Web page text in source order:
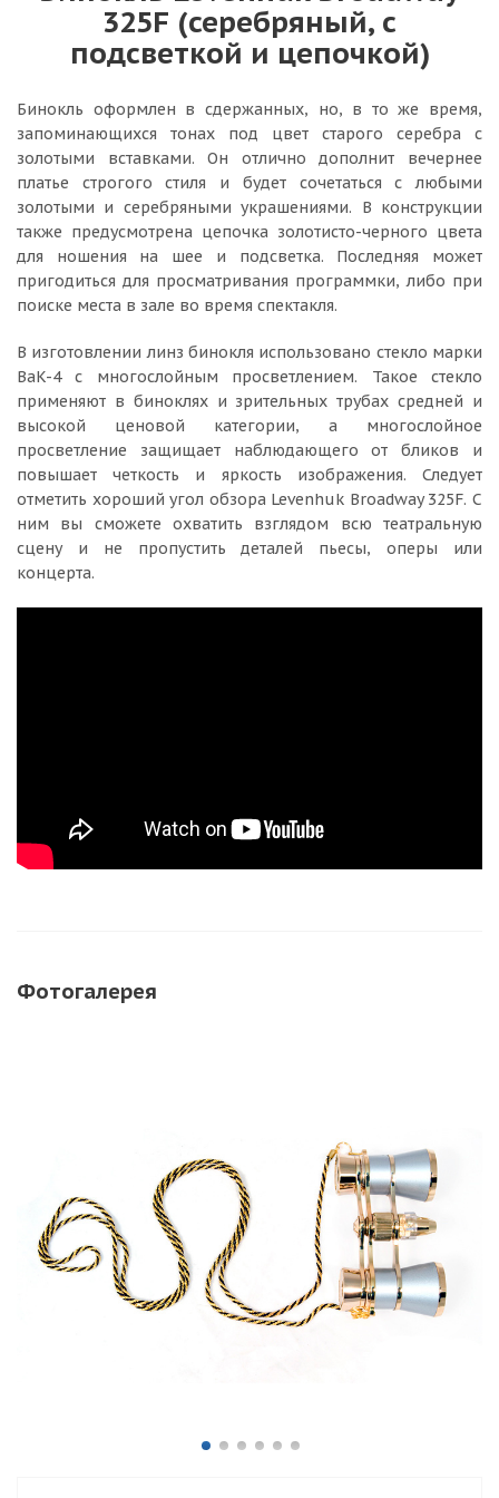
325F (серебряный, с
подсветкой и цепочкой)
Бинокль оформлен в сдержанных, но, в то же время,
запоминающихся тонах под цвет старого серебра с
золотыми вставками. Он отлично дополнит вечернее
платье строгого стиля и будет сочетаться с любыми
золотыми и серебряными украшениями. В конструкции
также предусмотрена цепочка золотисто-черного цвета
для ношения на шее и подсветка. Последняя может
пригодиться для просматривания программки, либо при
поиске места в зале во время спектакля.
В изготовлении линз бинокля использовано стекло марки
BaK-4 с многослойным просветлением. Такое стекло
применяют в биноклях и зрительных трубах средней и
высокой ценовой категории, а многослойное
просветление защищает наблюдающего от бликов и
повышает четкость и яркость изображения. Следует
отметить хороший угол обзора Levenhuk Broadway 325F. С
ним вы сможете охватить взглядом всю театральную
сцену и не пропустить деталей пьесы, оперы или
концерта.
Фотогалерея